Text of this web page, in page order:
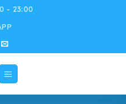
- 23:00